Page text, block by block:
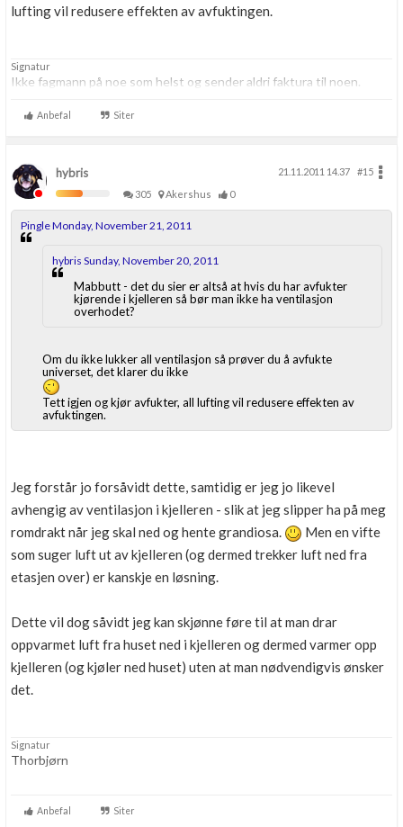
lufting vil redusere effekten av avfuktingen.
Signatur
Ikke fagmann på noe som helst og sender aldri faktura til noen.
Anbefal Siter
hybris 21.11.2011 14.37
#15
305
Akershus 0
Pingle Monday, November 21, 2011
hybris Sunday, November 20, 2011
Mabbutt - det du sier er altså at hvis du har avfukter
kjørende i kjelleren så bør man ikke ha ventilasjon
overhodet?
Om du ikke lukker all ventilasjon så prøver du å avfukte
universet, det klarer du ikke
Tett igjen og kjør avfukter, all lufting vil redusere effekten av
avfuktingen.
Jeg forstår jo forsåvidt dette, samtidig er jeg jo likevel
avhengig av ventilasjon i kjelleren - slik at jeg slipper ha på meg
romdrakt når jeg skal ned og hente grandiosa.
Men en vifte
som suger luft ut av kjelleren (og dermed trekker luft ned fra
etasjen over) er kanskje en løsning.
Dette vil dog såvidt jeg kan skjønne føre til at man drar
oppvarmet luft fra huset ned i kjelleren og dermed varmer opp
kjelleren (og kjøler ned huset) uten at man nødvendigvis ønsker
det.
Signatur
Thorbjørn
Anbefal Siter